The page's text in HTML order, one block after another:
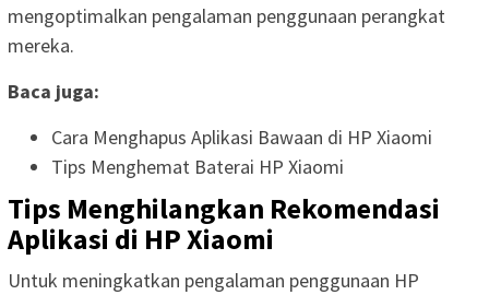
mengoptimalkan pengalaman penggunaan perangkat
mereka.
Baca juga:
Cara Menghapus Aplikasi Bawaan di HP Xiaomi
Tips Menghemat Baterai HP Xiaomi
Tips Menghilangkan Rekomendasi
Aplikasi di HP Xiaomi
Untuk meningkatkan pengalaman penggunaan HP